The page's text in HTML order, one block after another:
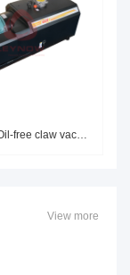
LC 0250 Oil-free claw vacuum p
View more